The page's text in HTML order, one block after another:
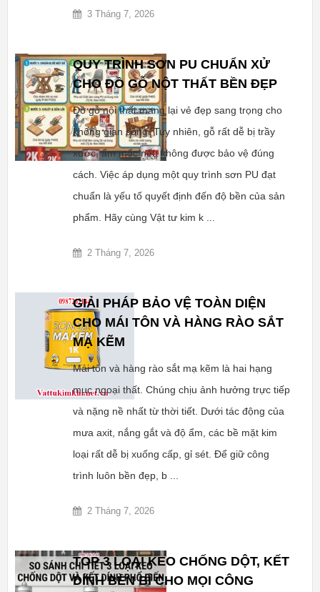
3 Tháng 7, 2026
QUY TRÌNH SƠN PU CHUẨN XỬ
CHO ĐỒ GỖ NỘT THẤT BỀN ĐẸP
Đồ gỗ nội thất mang lại vẻ đẹp sang trọng cho
không gian sống. Tuy nhiên, gỗ rất dễ bị trầy
xước, ẩm mốc nếu không được bảo vệ đúng
cách. Việc áp dụng một quy trình sơn PU đạt
chuẩn là yếu tố quyết định đến độ bền của sản
phẩm. Hãy cùng Vật tư kim k ...
2 Tháng 7, 2026
GIẢI PHÁP BẢO VỆ TOÀN DIỆN
CHO MÁI TÔN VÀ HÀNG RÀO SẮT
MẠ KẼM
Mái tôn và hàng rào sắt mạ kẽm là hai hạng
mục ngoại thất. Chúng chịu ảnh hưởng trực tiếp
và nặng nề nhất từ thời tiết. Dưới tác động của
mưa axit, nắng gắt và độ ẩm, các bề mặt kim
loại rất dễ bị xuống cấp, gỉ sét. Để giữ công
trình luôn bền đẹp, b ...
2 Tháng 7, 2026
TOP 3 LOẠI KEO CHỐNG DỘT, KẾT
DÍNH BỀN BỈ CHO MỌI CÔNG